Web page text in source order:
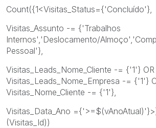
Count({1<Visitas_Status={'Concluído'},
Visitas_Assunto -= {'Trabalhos
Internos','Deslocamento/
Pessoal'},
Visitas_Leads_Nome_Cliente -= {'1'} OR
Visitas_Leads_Nome_Empresa -= {'1'}
Visitas_Nome_Cliente -= {'1'},
Visitas_Data_Ano
(Visitas_Id))